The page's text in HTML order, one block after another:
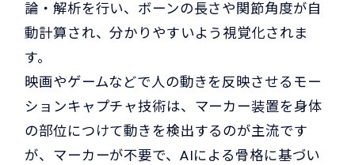
論・解析を行い、ボーンの長さや関節角度が自
動計算され、分かりやすいよう視覚化されま
す。
映画やゲームなどで人の動きを反映させるモー
ションキャプチャ技術は、マーカー装置を身体
の部位につけて動きを検出するのが主流です
が、マーカーが不要で、AIによる骨格に基づい